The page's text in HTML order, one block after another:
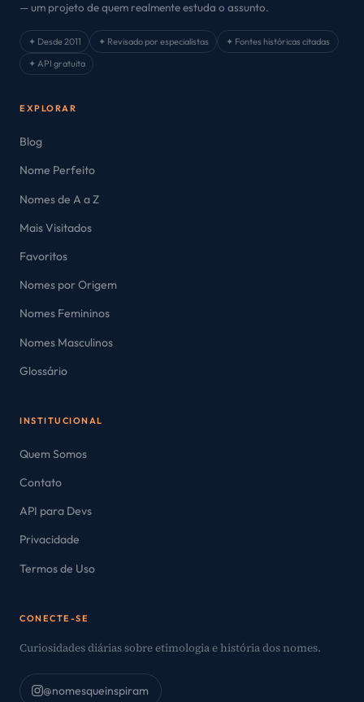
— um projeto de quem realmente estuda o assunto.
✦ Desde 2011 ✦ Revisado por especialistas
✦ Fontes históricas citadas
✦ API gratuita
EXPLORAR
Blog
Nome Perfeito
Nomes de A a Z
Mais Visitados
Favoritos
Nomes por Origem
Nomes Femininos
Nomes Masculinos
Glossário
INSTITUCIONAL
Quem Somos
Contato
API para Devs
Privacidade
Termos de Uso
CONECTE-SE
Curiosidades diárias sobre etimologia e história dos nomes.
@nomesqueinspiram